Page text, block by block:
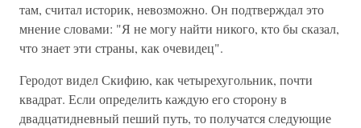
там, считал историк, невозможно. Он подтверждал это
мнение словами: "Я не могу найти никого, кто бы сказал,
что знает эти страны, как очевидец".
Геродот видел Скифию, как четырехугольник, почти
квадрат. Если определить каждую его сторону в
двадцатидневный пеший путь, то получатся следующие